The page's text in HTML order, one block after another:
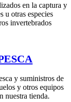
en la captura y
u otras especies
invertebrados
y suministros de
y otros equipos
nuestra tienda.